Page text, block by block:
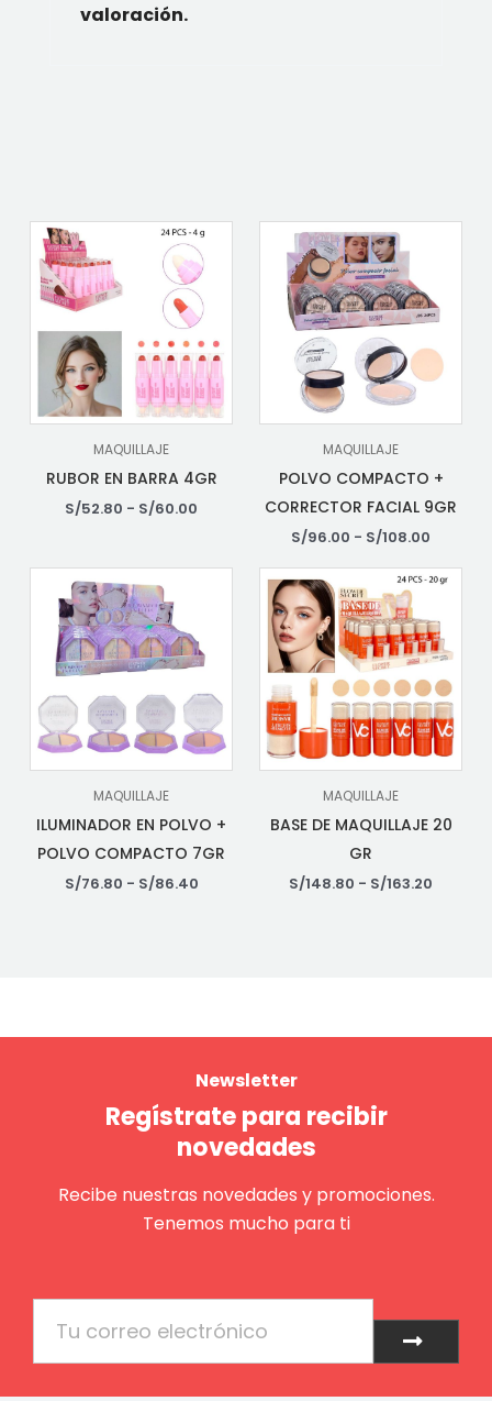
valoración.
MAQUILLAJE
RUBOR EN BARRA 4GR
S/52.80 - S/60.00
MAQUILLAJE
POLVO COMPACTO +
CORRECTOR FACIAL 9GR
S/96.00 - S/108.00
MAQUILLAJE
ILUMINADOR EN POLVO +
POLVO COMPACTO 7GR
S/76.80 - S/86.40
MAQUILLAJE
BASE DE MAQUILLAJE 20
GR
S/148.80 - S/163.20
Newsletter
Regístrate para recibir
novedades
Recibe nuestras novedades y promociones.
Tenemos mucho para ti
Enviar